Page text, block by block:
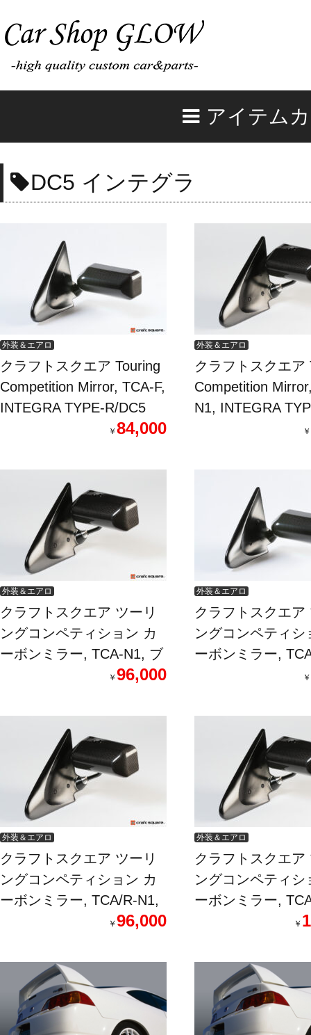
アイテム
DC5 インテグラ
外装＆エアロ
クラフトスクエア Touring
Competition Mirror, TCA-F,
INTEGRA TYPE-R/DC5
￥ 84,000
外装＆エアロ
クラフトスクエア
Competition
N1, INTEGRA
￥
外装＆エアロ
クラフトスクエア ツーリ
ングコンペティション カ
ーボンミラー, TCA-N1, ブ
ルー防眩ミラー, INTEGRA
￥ 96,000
外装＆エアロ
クラフトスクエア
ングコンペティシ
ーボンミラー,
INTEGRA TYPE- ￥
外装＆エアロ
クラフトスクエア ツーリ
ングコンペティション カ
ーボンミラー, TCA/R-N1,
INTEGRA TYPE-R/DC5
￥ 96,000
外装＆エアロ
クラフトスクエア
ングコンペティシ
ーボンミラー,
ブルー防眩ミラー,
￥